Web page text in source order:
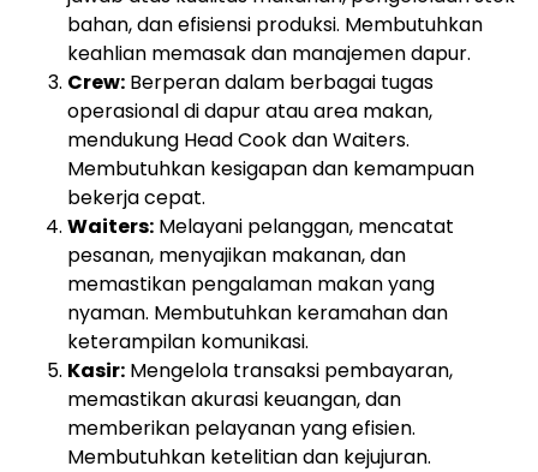
bahan, dan efisiensi produksi. Membutuhkan
keahlian memasak dan manajemen dapur.
Crew: Berperan dalam berbagai tugas
operasional di dapur atau area makan,
mendukung Head Cook dan Waiters.
Membutuhkan kesigapan dan kemampuan
bekerja cepat.
Waiters: Melayani pelanggan, mencatat
pesanan, menyajikan makanan, dan
memastikan pengalaman makan yang
nyaman. Membutuhkan keramahan dan
keterampilan komunikasi.
Kasir: Mengelola transaksi pembayaran,
memastikan akurasi keuangan, dan
memberikan pelayanan yang efisien.
Membutuhkan ketelitian dan kejujuran.